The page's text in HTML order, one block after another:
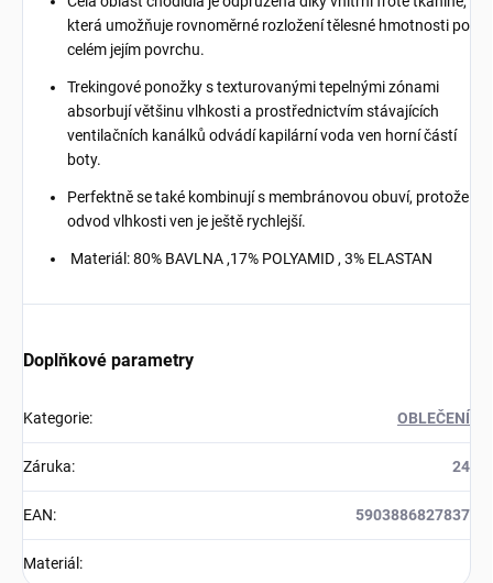
která umožňuje rovnoměrné rozložení tělesné hmotnosti po
celém jejím povrchu.
Trekingové ponožky s texturovanými tepelnými zónami
absorbují většinu vlhkosti a prostřednictvím stávajících
ventilačních kanálků odvádí kapilární voda ven horní částí
boty.
Perfektně se také kombinují s membránovou obuví, protože
odvod vlhkosti ven je ještě rychlejší.
Materiál: 80% BAVLNA ,17% POLYAMID , 3% ELASTAN
Doplňkové parametry
Kategorie: OBLEČENÍ
Záruka: 24
EAN: 5903886827837
Materiál :